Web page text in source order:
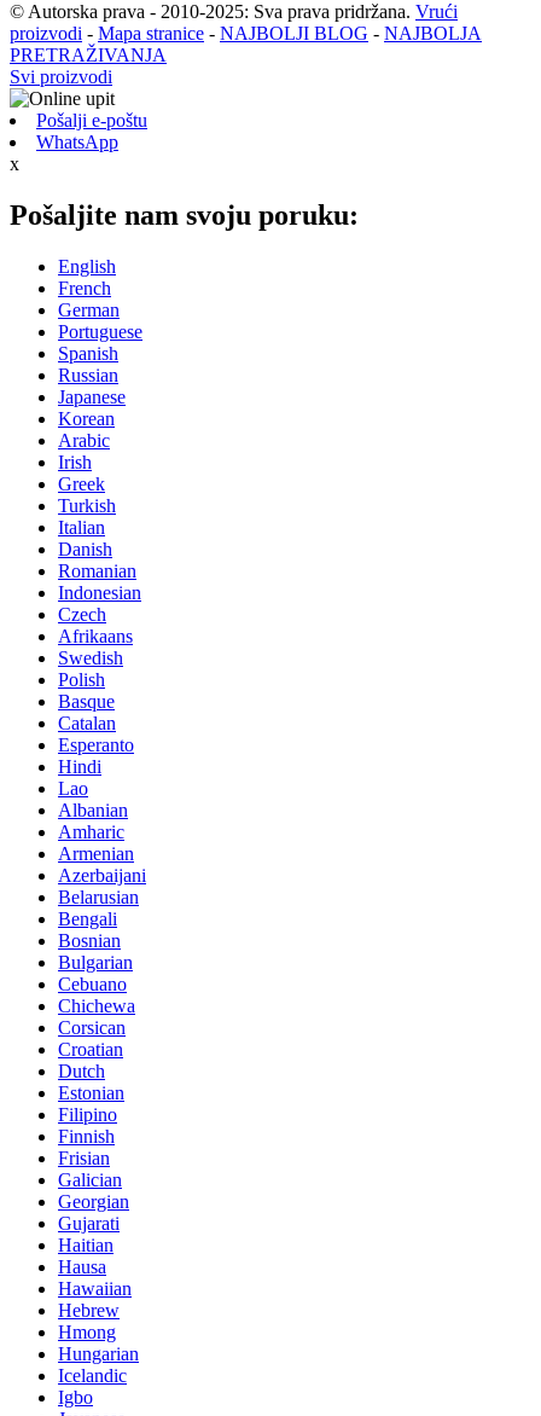
© Autorska prava - 2010-2025: Sva prava pridržana. Vrući
proizvodi - Mapa stranice - NAJBOLJI BLOG - NAJBOLJA
PRETRAŽIVANJA
Svi proizvodi
Pošalji e-poštu
WhatsApp
x
Pošaljite nam svoju poruku:
English
French
German
Portuguese
Spanish
Russian
Japanese
Korean
Arabic
Irish
Greek
Turkish
Italian
Danish
Romanian
Indonesian
Czech
Afrikaans
Swedish
Polish
Basque
Catalan
Esperanto
Hindi
Lao
Albanian
Amharic
Armenian
Azerbaijani
Belarusian
Bengali
Bosnian
Bulgarian
Cebuano
Chichewa
Corsican
Croatian
Dutch
Estonian
Filipino
Finnish
Frisian
Galician
Georgian
Gujarati
Haitian
Hausa
Hawaiian
Hebrew
Hmong
Hungarian
Icelandic
Igbo